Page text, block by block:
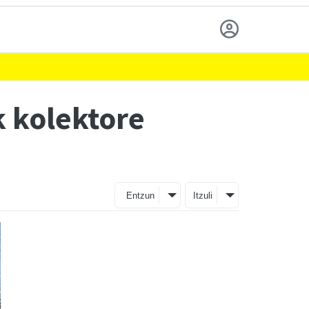
kolektore
Entzun Itzuli